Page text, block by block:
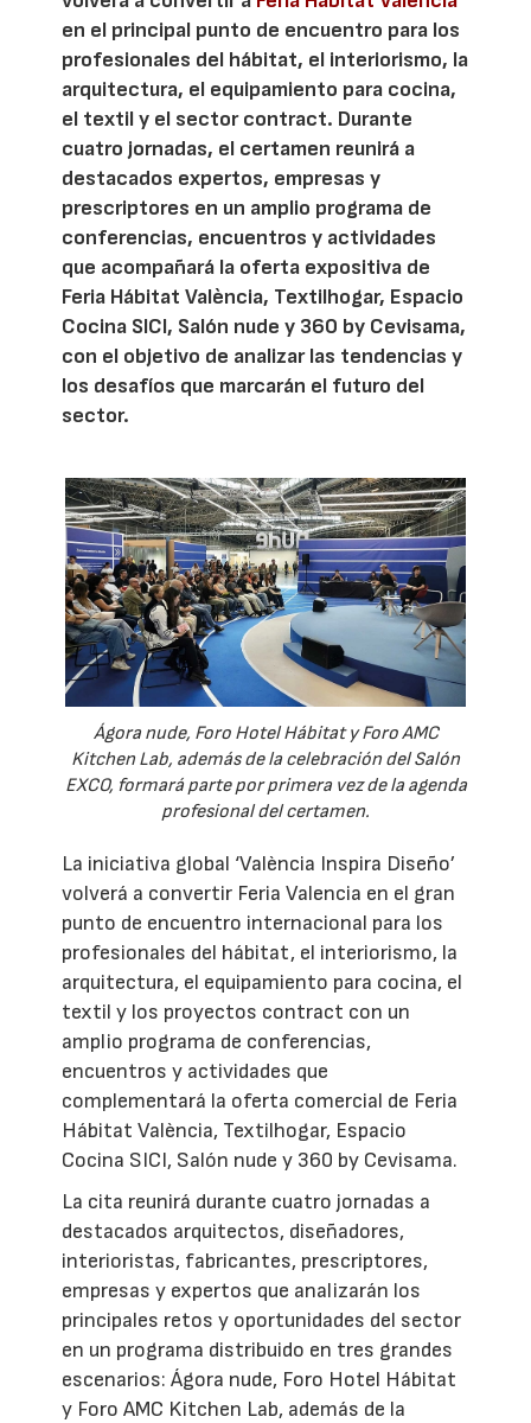
en el principal punto de encuentro para los
profesionales del hábitat, el interiorismo, la
arquitectura, el equipamiento para cocina,
el textil y el sector contract. Durante
cuatro jornadas, el certamen reunirá a
destacados expertos, empresas y
prescriptores en un amplio programa de
conferencias, encuentros y actividades
que acompañará la oferta expositiva de
Feria Hábitat València, Textilhogar, Espacio
Cocina SICI, Salón nude y 360 by Cevisama,
con el objetivo de analizar las tendencias y
los desafíos que marcarán el futuro del
sector.
Ágora nude, Foro Hotel Hábitat y Foro AMC
Kitchen Lab, además de la celebración del Salón
EXCO, formará parte por primera vez de la agenda
profesional del certamen.
La iniciativa global ‘València Inspira Diseño’
volverá a convertir Feria Valencia en el gran
punto de encuentro internacional para los
profesionales del hábitat, el interiorismo, la
arquitectura, el equipamiento para cocina, el
textil y los proyectos contract con un
amplio programa de conferencias,
encuentros y actividades que
complementará la oferta comercial de Feria
Hábitat València, Textilhogar, Espacio
Cocina SICI, Salón nude y 360 by Cevisama.
La cita reunirá durante cuatro jornadas a
destacados arquitectos, diseñadores,
interioristas, fabricantes, prescriptores,
empresas y expertos que analizarán los
principales retos y oportunidades del sector
en un programa distribuido en tres grandes
escenarios: Ágora nude, Foro Hotel Hábitat
y Foro AMC Kitchen Lab, además de la